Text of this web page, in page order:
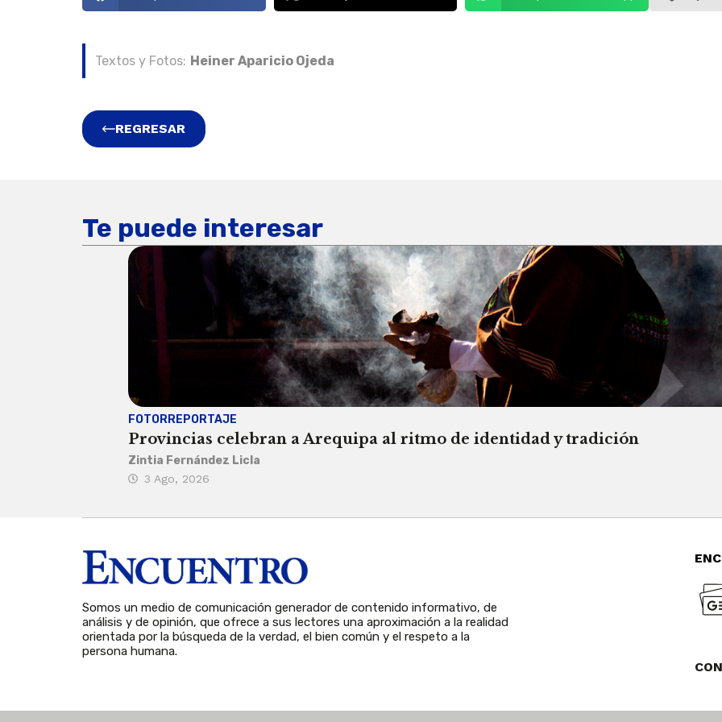
Textos y Fotos: Heiner Aparicio Ojeda
REGRESAR
Te puede interesar
FOTORREPORTAJE
Provincias celebran a Arequipa al ritmo de identidad y tradición
Zintia Fernández Licla
3 Ago, 2026
Somos un medio de comunicación generador de contenido informativo, de
análisis y de opinión, que ofrece a sus lectores una aproximación a la realidad
orientada por la búsqueda de la verdad, el bien común y el respeto a la
persona humana.